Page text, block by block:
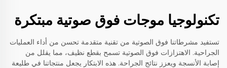
تكنولوجيا موجات فوق صوتية مبتكرة
تستفيد مشرطاتنا فوق الصوتية من تقنية متقدمة تحسن من أداء العمليات
الجراحية. الاهتزازات فوق الصوتية تسمح بقطع نظيف، مما يقلل من
إصابة الأنسجة ويعزز نتائج الجراحة. هذه الابتكار يجعل منتجاتنا في طليعة